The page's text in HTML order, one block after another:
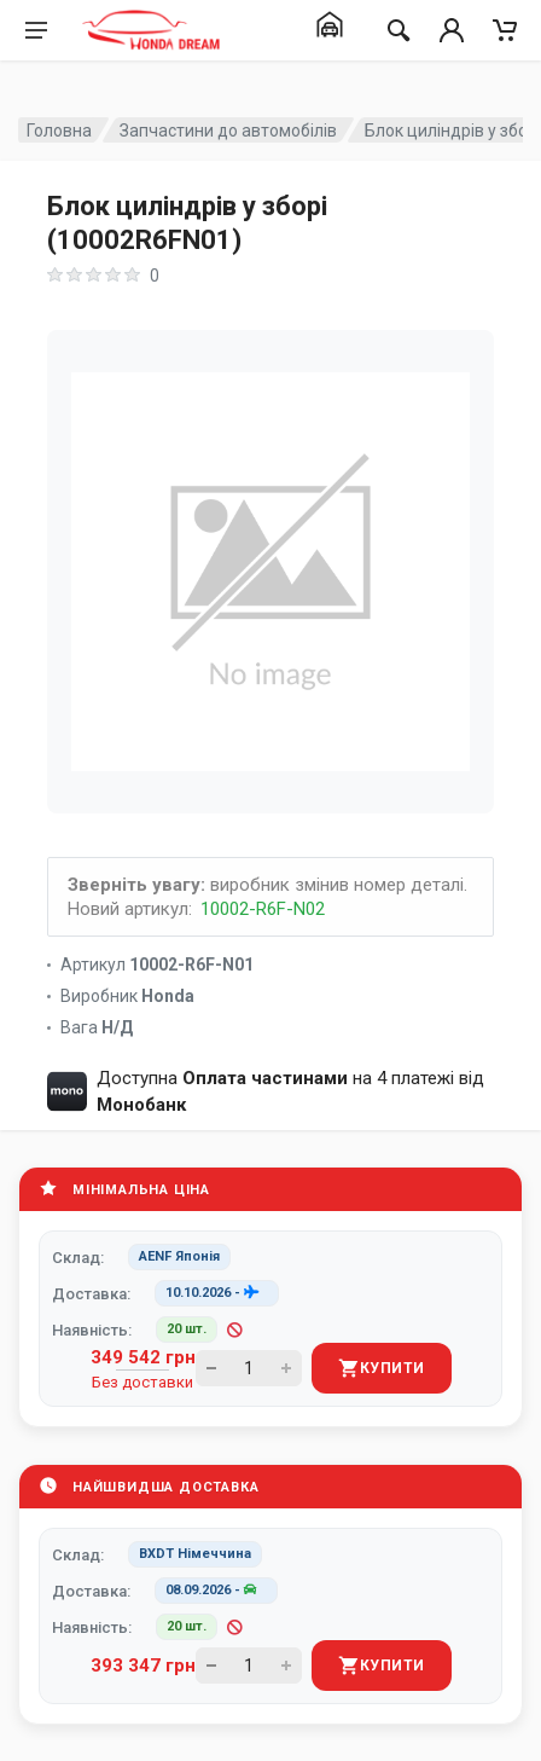
Головна Запчастини до автомобілів Блок циліндрів у
Блок циліндрів у зборі
(10002R6FN01)
0
Зверніть увагу: виробник змінив номер деталі.
Новий артикул: 10002-R6F-N02
Артикул 10002-R6F-N01
Виробник Honda
Вага Н/Д
Доступна Оплата частинами на 4 платежі від
Монобанк
МІНІМАЛЬНА ЦІНА
Склад: AENF Японія
Доставка: 10.10.2026-
Наявність: 20 шт.
349 542 грн
Без доставки
КУПИТИ
НАЙШВИДША ДОСТАВКА
Склад: BXDT Німеччина
Доставка: 08.09.2026-
Наявність: 20 шт.
393 347 грн КУПИТИ